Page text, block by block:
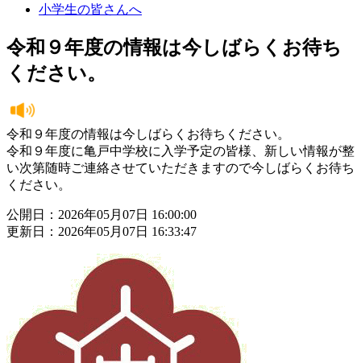
小学生の皆さんへ
令和９年度の情報は今しばらくお待ち
ください。
令和９年度の情報は今しばらくお待ちください。
令和９年度に亀戸中学校に入学予定の皆様、新しい情報が整
い次第随時ご連絡させていただきますので今しばらくお待ち
ください。
公開日：2026年05月07日 16:00:00
更新日：2026年05月07日 16:33:47